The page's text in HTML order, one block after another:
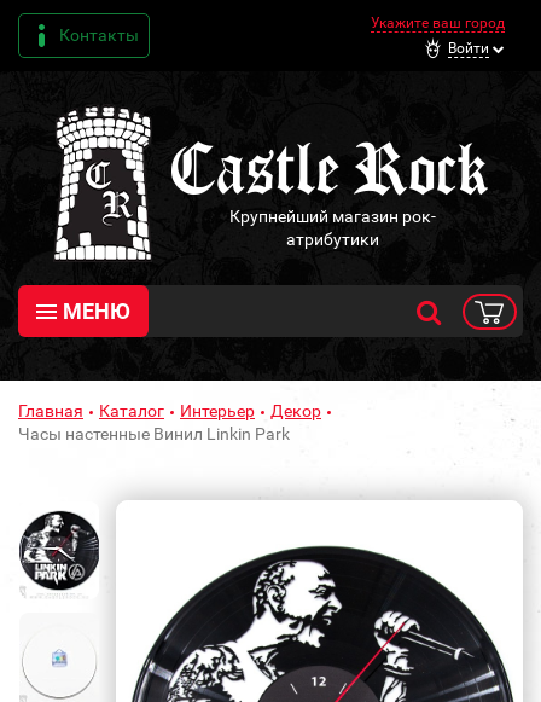
Контакты
Укажите ваш город
Войти
Крупнейший магазин рок-
атрибутики
МЕНЮ
Главная Каталог Интерьер
Декор
Часы настенные Винил Linkin Park